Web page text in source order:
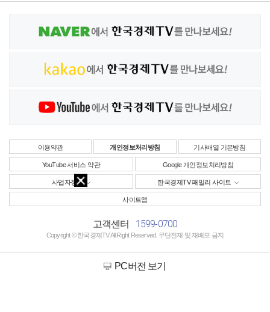
이용약관 개인정보처리방침 기사배열 기본방침
YouTube 서비스 약관 Google 개인정보처리방침
사업자정보 한국경제TV 패밀리 사이트
사이트맵
고객센터 1599-0700
Copyright © 한국경제TV All Right Reserved. 무단전재 및 재배포 금지
PC버전 보기